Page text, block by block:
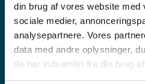
din brug af vores website med
sociale medier,
analysepartnere. Vores
data med andre oplysninger,
de har indsamlet fra din brug
samtykker til vores cookies,